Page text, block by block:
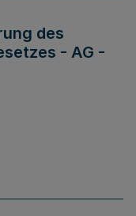
des
- AG -